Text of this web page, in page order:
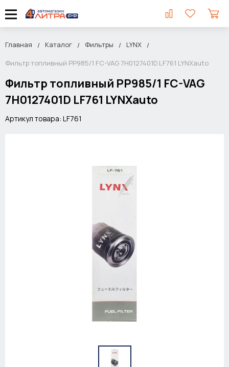
Главная Каталог Фильтры
LYNX
Фильтр топливный PP985/1 FC-VAG 7H0127401D LF761 LYNXauto
Фильтр топливный PP985/1 FC-VAG
7H0127401D LF761 LYNXauto
Артикул товара: LF761